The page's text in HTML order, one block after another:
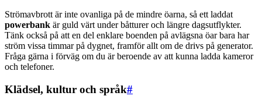
Strömavbrott är inte ovanliga på de mindre öarna, så ett laddat
powerbank är guld värt under båtturer och längre dagsutflykter.
Tänk också på att en del enklare boenden på avlägsna öar bara har
ström vissa timmar på dygnet, framför allt om de drivs på generator.
Fråga gärna i förväg om du är beroende av att kunna ladda kameror
och telefoner.
Klädsel, kultur och språk#